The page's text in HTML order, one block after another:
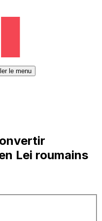
le menu
Lei roumains